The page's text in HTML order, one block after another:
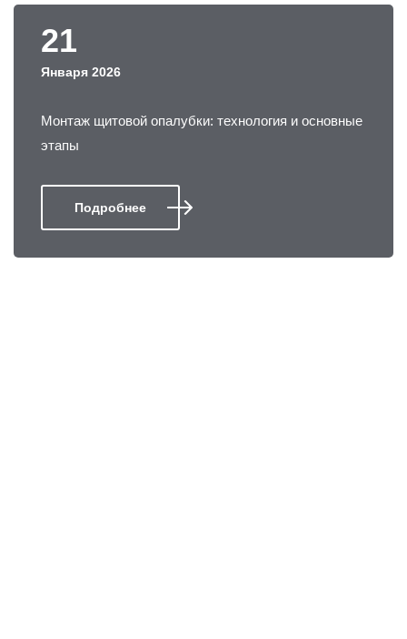
21
Января 2026
Монтаж щитовой опалубки: технология и основные
этапы
Подробнее